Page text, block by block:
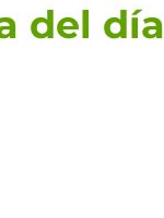
del día